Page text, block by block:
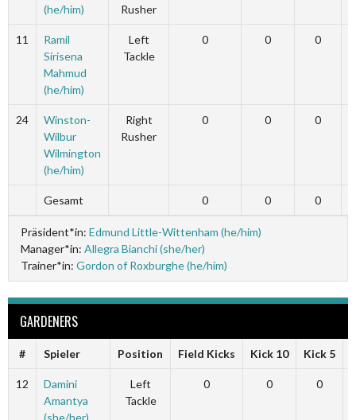
(he/him)
Rusher
11
Ramil
Sirisena
Mahmud
(he/him)
Left
Tackle
0 0 0
24
Winston-
Wilbur
Wilmington
(he/him)
Right
Rusher
0 0 0
Gesamt 0 0 0
Präsident*in: Edmund Little-Wittenham (he/him)
Manager*in: Allegra Bianchi (she/her)
Trainer*in: Gordon of Roxburghe (he/him)
GARDENERS
# Spieler Position Field Kicks Kick 10 Kick 5
12
Damini
Amantya
(she/her)
Left
Tackle
0 0 0